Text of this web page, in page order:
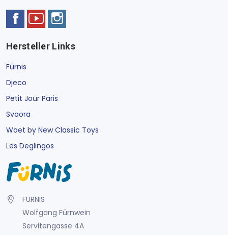
Hersteller Links
Fürnis
Djeco
Petit Jour Paris
Svoora
Woet by New Classic Toys
Les Deglingos
FÜRNIS
Wolfgang Fürnwein
Servitengasse 4A